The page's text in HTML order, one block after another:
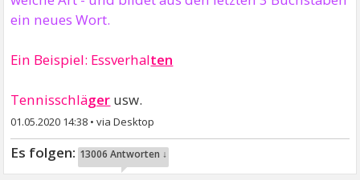
ein neues Wort.
Ein Beispiel: Essverhalten
Tennisschläger usw.
01.05.2020 14:38 •
13006 Antworten ↓